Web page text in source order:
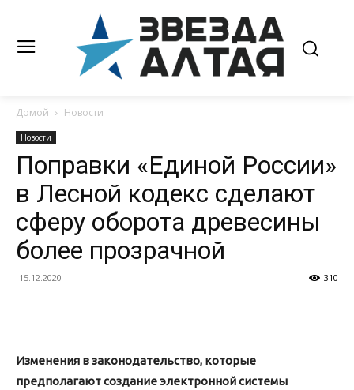
Домой Новости
Новости
Поправки «Единой России»
в Лесной кодекс сделают
сферу оборота древесины
более прозрачной
15.12.2020 310
Изменения в законодательство, которые
предполагают создание электронной системы